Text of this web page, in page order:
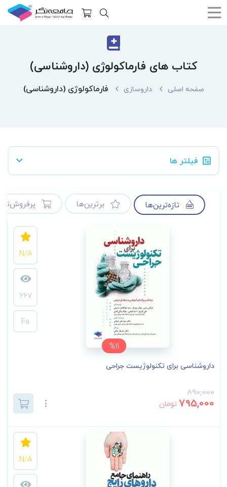
کتاب های فارماکولوژی (داروشناسی)
صفحه اصلی داروسازی فارماکولوژی (داروشناسی)
فیلتر ها
تازه‌ترین‌ها برترین‌ها
%11
N/A
667
Fa
داروشناسی برای تکنولوژیست جراحی
890,000
795,000 تومان
N/A